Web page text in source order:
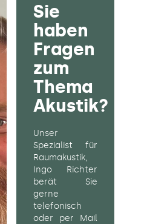
Sie
haben
Fragen
zum
Thema
Akustik?
Unser
Spezialist für
Raumakustik,
Ingo Richter
berät Sie
gerne
telefonisch
oder per Mail